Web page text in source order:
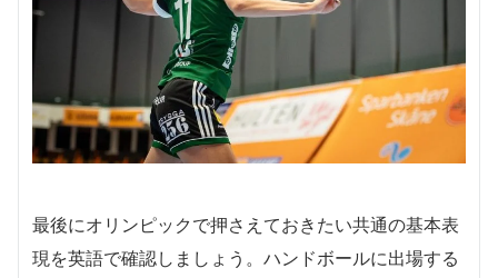
最後にオリンピックで押さえておきたい共通の基本表
現を英語で確認しましょう。ハンドボールに出場する